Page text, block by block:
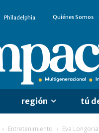
Philadelphia Quiénes Somos
región tú
Entretenimiento Eva